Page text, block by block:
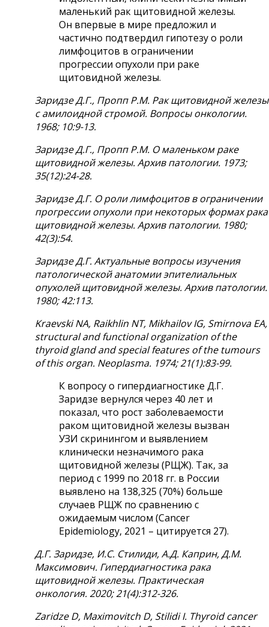
маленький рак щитовидной железы.
Он впервые в мире предложил и
частично подтвердил гипотезу о роли
лимфоцитов в ограничении
прогрессии опухоли при раке
щитовидной железы.
Заридзе Д.Г., Пропп Р.М. Рак щитовидной железы
с амилоидной стромой. Вопросы онкологии.
1968; 10:9-13.
Заридзе Д.Г., Пропп Р.М. О маленьком раке
щитовидной железы. Архив патологии. 1973;
35(12):24-28.
Заридзе Д.Г. О роли лимфоцитов в ограничении
прогрессии опухоли при некоторых формах рака
щитовидной железы. Архив патологии. 1980;
42(3):54.
Заридзе Д.Г. Актуальные вопросы изучения
патологической анатомии эпителиальных
опухолей щитовидной железы. Архив патологии.
1980; 42:113.
Kraevski NA, Raikhlin NT, Mikhailov IG, Smirnova EA,
structural and functional organization of the
thyroid gland and special features of the tumours
of this organ. Neoplasma. 1974; 21(1):83-99.
К вопросу о гипердиагностике Д.Г.
Заридзе вернулся через 40 лет и
показал, что рост заболеваемости
раком щитовидной железы вызван
УЗИ скринингом и выявлением
клинически незначимого рака
щитовидной железы (РЩЖ). Так, за
период с 1999 по 2018 гг. в России
выявлено на 138,325 (70%) больше
случаев РЩЖ по сравнению с
ожидаемым числом (Cancer
Epidemiology, 2021 – цитируется 27).
Д.Г. Заридзе, И.С. Стилиди, А.Д. Каприн, Д.М.
Максимович. Гипердиагностика рака
щитовидной железы. Практическая
онкология. 2020; 21(4):312-326.
Zaridze D, Maximovitch D, Stilidi I. Thyroid cancer